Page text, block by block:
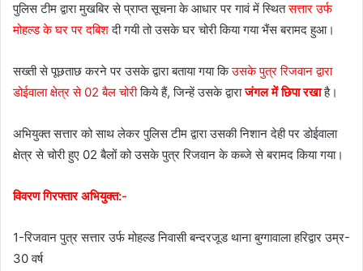
पुलिस टीम द्वारा मुखबिर से प्राप्त सूचना के आधार पर गावं में स्थितसत्तार उर्फ
मोहल्ड के घर पर दबिशदी गयी तो उसके घर चोरी किया गया भैंस बरामद हुआ।
सख्ती से पूछताछ करने पर उसके द्वारा बताया गया किउसके पुत्र रिजवान द्वारा
डोईवाला क्षेत्र से 02 बैल चोरीकिये हैं, जिन्हें उसके द्वाराजंगल में छिपा रखाहै।
अभियुक्त सत्तार को साथ लेकर पुलिस टीम द्वारा उसकी निशान देही पर डोईवाला
क्षेत्र से चोरी हुए 02 बैलों को उसके पुत्र रिजवान के कब्जे से बरामद किया गया।
विवरण गिरफ्तार अभियुक्त:-
1-रिजवान पुत्र सत्तार उर्फ मोहल्ड निवासी बन्दरजूड थाना बुग्गावाला हरिद्वार उम्र-
30 वर्ष